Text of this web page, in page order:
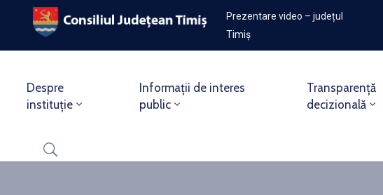
Prezentare video – județul
Timiș
Despre
instituție
Informații de interes
public
Transparență
decizională